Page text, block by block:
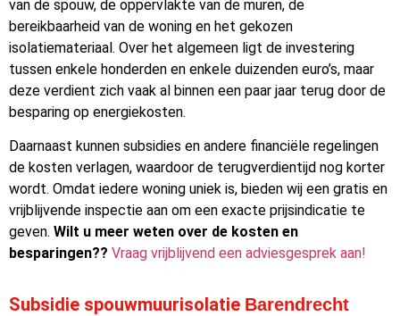
van de spouw, de oppervlakte van de muren, de
bereikbaarheid van de woning en het gekozen
isolatiemateriaal. Over het algemeen ligt de investering
tussen enkele honderden en enkele duizenden euro’s, maar
deze verdient zich vaak al binnen een paar jaar terug door de
besparing op energiekosten.
Daarnaast kunnen subsidies en andere financiële regelingen
de kosten verlagen, waardoor de terugverdientijd nog korter
wordt. Omdat iedere woning uniek is, bieden wij een gratis en
vrijblijvende inspectie aan om een exacte prijsindicatie te
geven. Wilt u meer weten over de kosten en
besparingen?? Vraag vrijblijvend een adviesgesprek aan!
Subsidie spouwmuurisolatie Barendrecht